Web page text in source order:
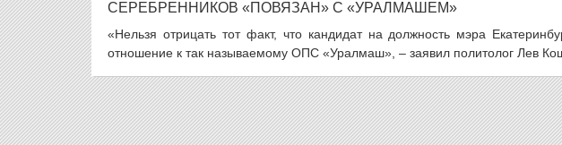
СЕРЕБРЕННИКОВ «ПОВЯЗАН» С «УРАЛМАШЕМ»
«Нельзя отрицать тот факт, что кандидат на должность мэра
отношение к так называемому ОПС «Уралмаш», – заявил политолог Лев